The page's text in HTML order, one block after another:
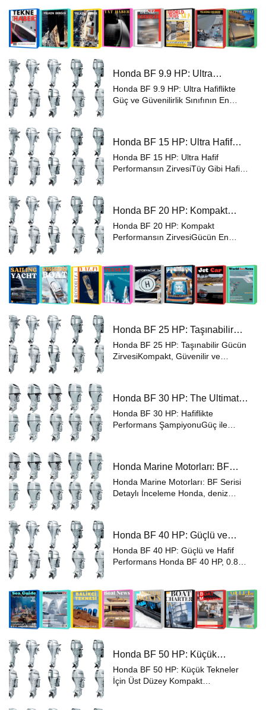
Honda BF 9.9 HP: Ultra
Hafiflikte Güç ve Güvenilirlik
Honda BF 9.9 HP: Ultra Hafiflikte
Güç ve Güvenilirlik Sınıfının En
takma motorlarda performans
standartlar...
Honda BF 15 HP: Ultra Hafif
Performansın Zirvesi
Honda BF 15 HP: Ultra Hafif
Performansın ZirvesiTüy Gibi Hafif
takma motorlarda yeni bir standart
belirli...
Honda BF 20 HP: Kompakt
Performansın Zirvesi
Honda BF 20 HP: Kompakt
Performansın ZirvesiGücün En
takma motorlara bakışınızı
değiştiriyor. Sadece 55 kg
ağırlığında, ancak profesyonel ...
Honda BF 25 HP: Taşınabilir
Gücün Zirvesi
Honda BF 25 HP: Taşınabilir Gücün
ZirvesiKompakt, Güvenilir ve
25 HP gücünde, pürüzsüz 4
zamanlı motoru,...
Honda BF 30 HP: The Ultimate
Lightweight Performer
Honda BF 30 HP: Hafiflikte
Performans ŞampiyonuGüç ile
Sadece 70 kg ağırlığında, 30 HP
gücünde,...
Honda Marine Motorları: BF
Serisi Detaylı İnceleme
Honda Marine Motorları: BF Serisi
Detaylı İnceleme Honda, deniz
motorlarıyla bilinir. Bu mak...
Honda BF 40 HP: Güçlü ve
Hafif Performans
Honda BF 40 HP: Güçlü ve Hafif
Performans Honda BF 40 HP, 0.8L
oranı sunuyor. Kompakt tasarımı ve
yüksek performansı, ticari balıkç...
Honda BF 50 HP: Küçük
Tekneler İçin Üst Düzey
Kompakt Performans
Honda BF 50 HP: Küçük Tekneler
İçin Üst Düzey Kompakt